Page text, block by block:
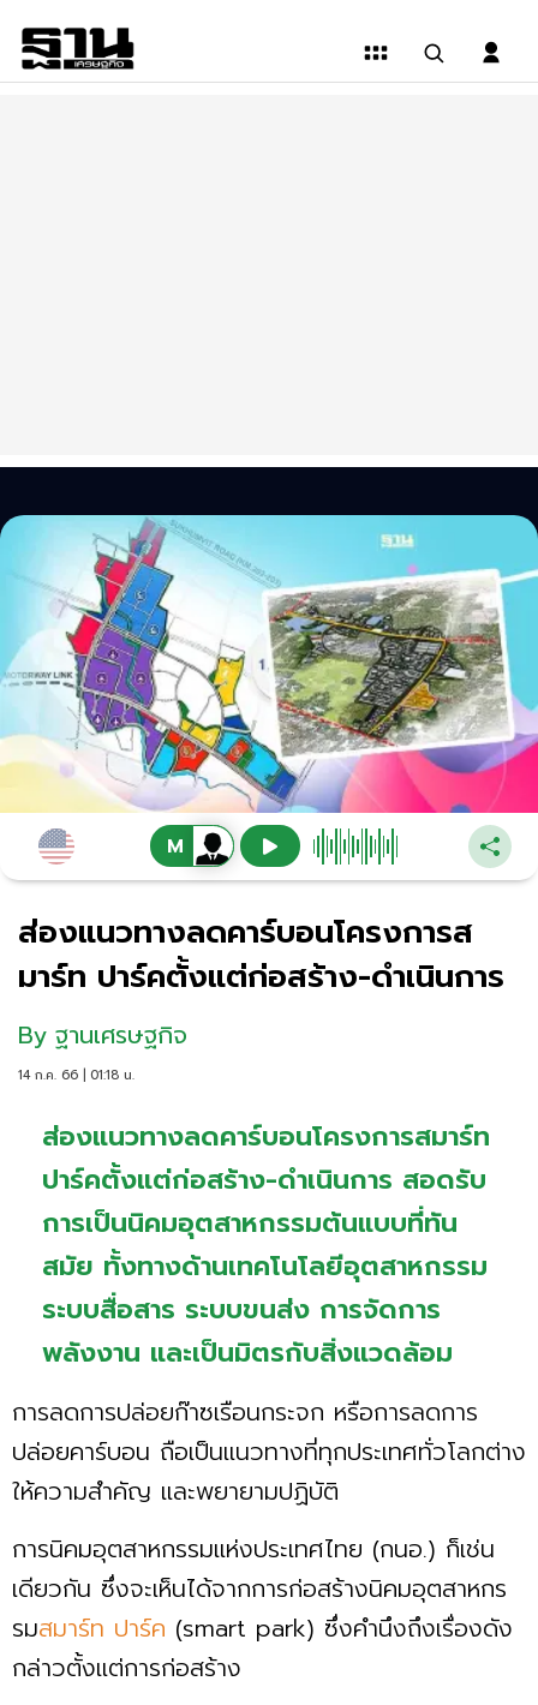
ส่องแนวทางลดคาร์บอนโครงการส
มาร์ท ปาร์คตั้งแต่ก่อสร้าง-ดำเนินการ
By ฐานเศรษฐกิจ
14 ก.ค. 66 | 01:18 น.
ส่องแนวทางลดคาร์บอนโครงการสมาร์ท
ปาร์คตั้งแต่ก่อสร้าง-ดำเนินการ สอดรับ
การเป็นนิคมอุตสาหกรรมต้นแบบที่ทัน
สมัย ทั้งทางด้านเทคโนโลยีอุตสาหกรรม
ระบบสื่อสาร ระบบขนส่ง การจัดการ
พลังงาน และเป็นมิตรกับสิ่งแวดล้อม
การลดการปล่อยก๊าซเรือนกระจก หรือการลดการ
ปล่อยคาร์บอน ถือเป็นแนวทางที่ทุกประเทศทั่วโลกต่าง
ให้ความสำคัญ และพยายามปฏิบัติ
การนิคมอุตสาหกรรมแห่งประเทศไทย (กนอ.) ก็เช่น
เดียวกัน ซึ่งจะเห็นได้จากการก่อสร้างนิคมอุตสาหกร
รมสมาร์ท ปาร์ค (smart park) ซึ่งคำนึงถึงเรื่องดัง
กล่าวตั้งแต่การก่อสร้าง